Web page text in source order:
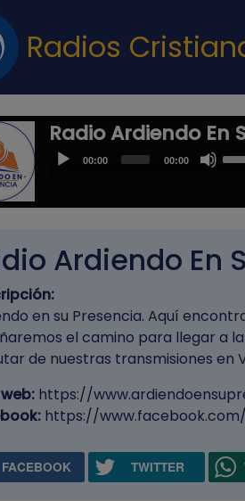
Radios
Radio Ardiendo En
Audio00:00 00:00
Ardiendo En
en su Presencia. Aquí
el camino para llegar a
de nuestras transmisiones en
https://
https://
FACEBOOK TWITTER